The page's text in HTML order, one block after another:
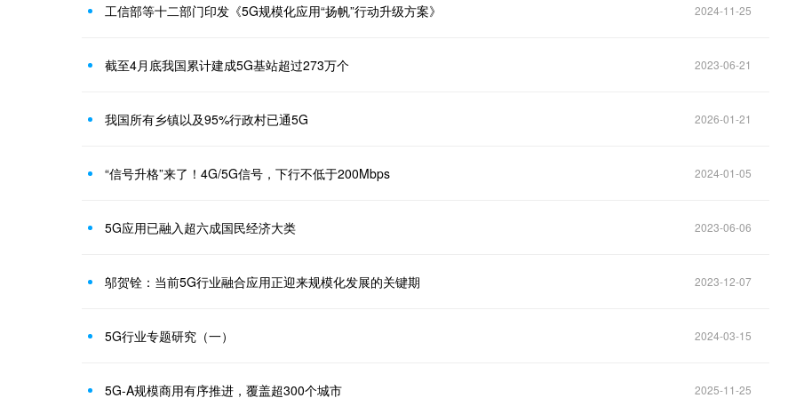
工信部等十二部门印发《5G规模化应用“扬帆”行动升级方案》 2024-11-25
截至4月底我国累计建成5G基站超过273万个 2023-06-21
我国所有乡镇以及95%行政村已通5G 2026-01-21
“信号升格”来了！4G/5G信号，下行不低于200Mbps 2024-01-05
5G应用已融入超六成国民经济大类 2023-06-06
邬贺铨：当前5G行业融合应用正迎来规模化发展的关键期 2023-12-07
5G行业专题研究（一） 2024-03-15
5G-A规模商用有序推进，覆盖超300个城市 2025-11-25